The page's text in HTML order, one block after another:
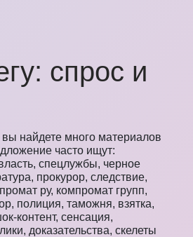
спрос и
найдете много материалов
часто ищут:
спецлужбы, черное
прокурор, следствие,
ру, компромат групп,
полиция, таможня, взятка,
контент, сенсация,
доказательства, скелеты